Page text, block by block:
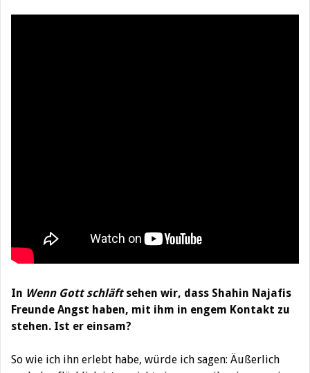
In Wenn Gott schläftsehen wir, dass Shahin Najafis
Freunde Angst haben, mit ihm in engem Kontakt zu
stehen. Ist er einsam?
So wie ich ihn erlebt habe, würde ich sagen: Äußerlich